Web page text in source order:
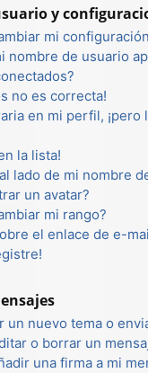
y
mi
nombre de usuario
no es correcta!
en mi perfil, ¡pero
la lista!
lado de mi nombre
un avatar?
mi rango?
el enlace de e-
un nuevo tema o
o borrar un
una firma a mi